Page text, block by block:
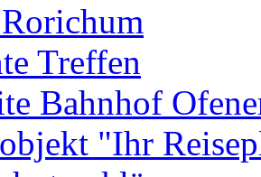
Treffen
Bahnhof
"Ihr